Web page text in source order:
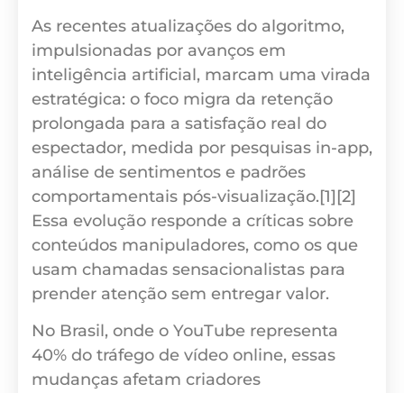
As recentes atualizações do algoritmo,
impulsionadas por avanços em
inteligência artificial, marcam uma virada
estratégica: o foco migra da retenção
prolongada para a satisfação real do
espectador, medida por pesquisas in-app,
análise de sentimentos e padrões
comportamentais pós-visualização.[1][2]
Essa evolução responde a críticas sobre
conteúdos manipuladores, como os que
usam chamadas sensacionalistas para
prender atenção sem entregar valor.
No Brasil, onde o YouTube representa
40% do tráfego de vídeo online, essas
mudanças afetam criadores